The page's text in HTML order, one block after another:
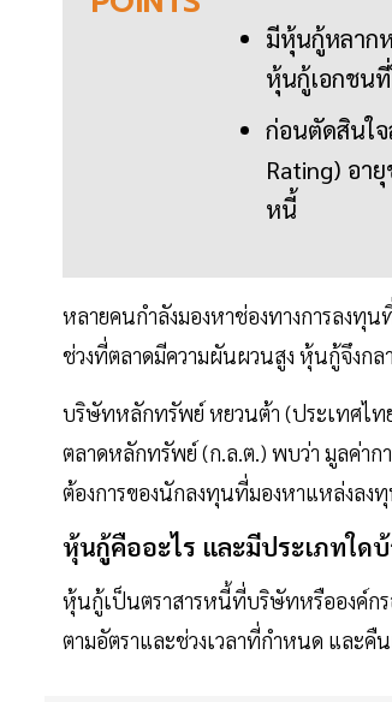
มีหุ้นกู้หลาก
หุ้นกู้เอกชน
ก่อนตัดสินใ
Rating) อา
หนี้
หลายคนกำลังมองหาช่องทางการลงทุ
ช่วงที่ตลาดมีความผันผวนสูง หุ้นกู้จึงก
บริษัทหลักทรัพย์ หยวนต้า (ประเทศไท
ตลาดหลักทรัพย์ (ก.ล.ต.) พบว่า มูลค่า
ต้องการของนักลงทุนที่มองหาแหล่งลง
หุ้นกู้คืออะไร และมีประเภทใดบ้
หุ้นกู้เป็นตราสารหนี้ที่บริษัทหรือองค์ก
ตามอัตราและช่วงเวลาที่กำหนด และคื